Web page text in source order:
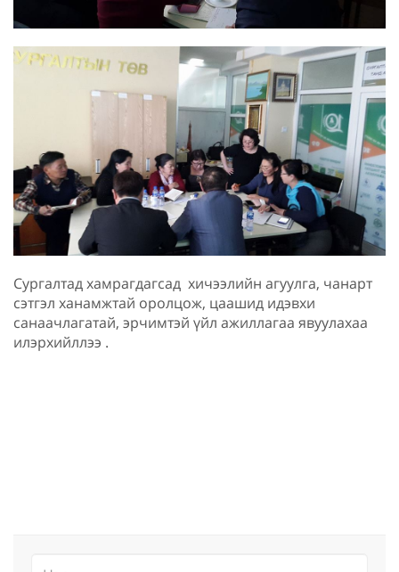
Сургалтад хамрагдагсад хичээлийн агуулга, чанарт
сэтгэл ханамжтай оролцож, цаашид идэвхи
санаачлагатай, эрчимтэй үйл ажиллагаа явуулахаа
илэрхийллээ .